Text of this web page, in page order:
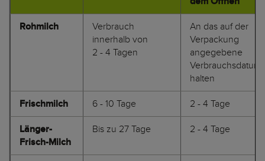
Rohmilch
Verbrauch
innerhalb von
2 - 4 Tagen
An das auf der
Verpackung
angegebene
Verbrauchsdatum
halten
Frischmilch 6 - 10 Tage 2 - 4 Tage
Länger-
Frisch-Milch
Bis zu 27 Tage 2 - 4 Tage